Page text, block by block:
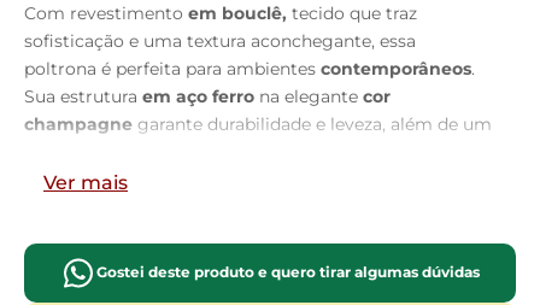
Com revestimento em bouclê, tecido que traz
sofisticação e uma textura aconchegante, essa
poltrona é perfeita para ambientes contemporâneos.
Sua estrutura em aço ferro na elegante cor
champagne garante durabilidade e leveza, além de um
praticidade e mobilidade
e sofisticado, criando um contraste harmônico com os
pés em ferro
Ver mais
Gostei deste produto e quero tirar algumas dúvidas